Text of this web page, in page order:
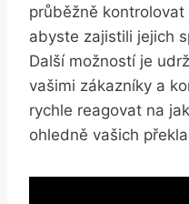
průběžně
abyste zajistili jejich
Další možností je
vašimi zákazníky a
rychle reagovat na
ohledně vašich